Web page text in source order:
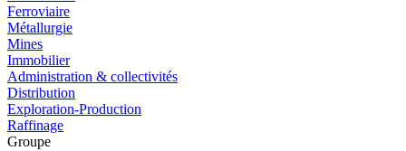
Ferroviaire
Métallurgie
Mines
Immobilier
Administration & collectivités
Distribution
Exploration-Production
Raffinage
Groupe